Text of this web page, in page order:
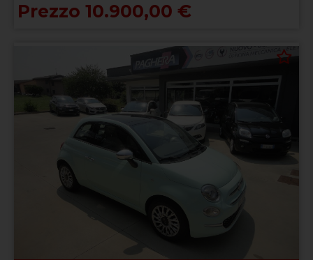
Prezzo 10.900,00 €